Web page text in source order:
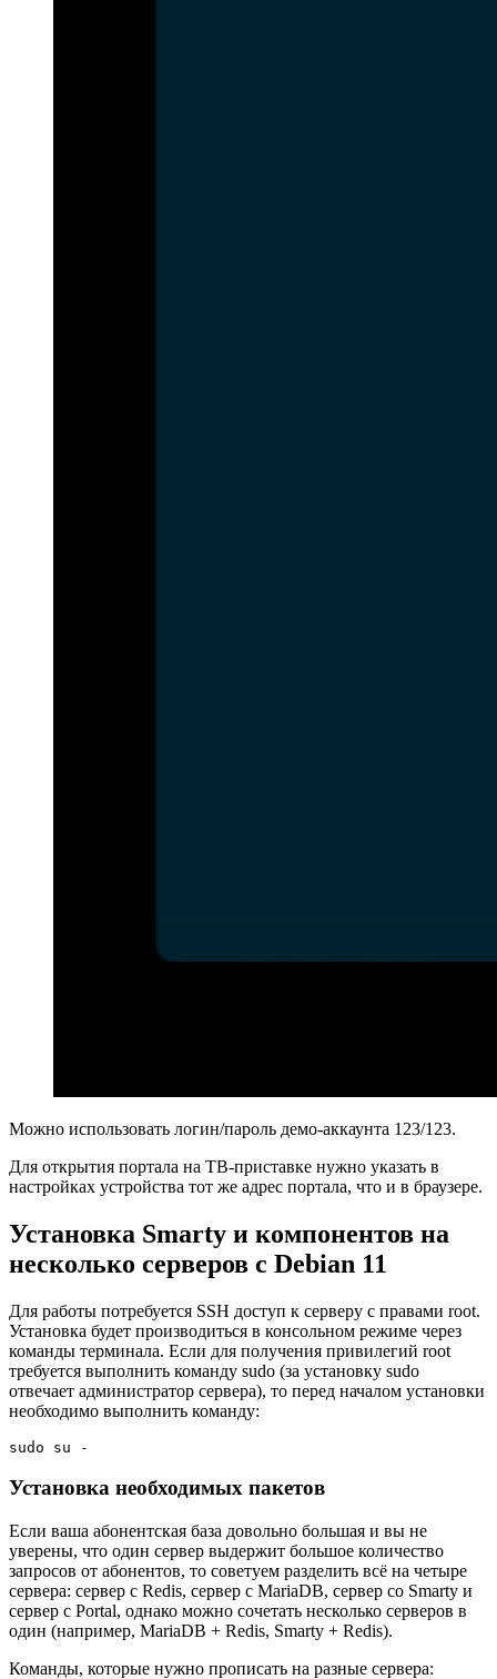
Можно использовать логин/пароль демо-аккаунта 123/123.
Для открытия портала на ТВ-приставке нужно указать в
настройках устройства тот же адрес портала, что и в браузере.
Установка Smarty и компонентов на
несколько серверов с Debian 11
Для работы потребуется SSH доступ к серверу с правами root.
Установка будет производиться в консольном режиме через
команды терминала. Если для получения привилегий root
требуется выполнить команду sudo (за установку sudo
отвечает администратор сервера), то перед началом установки
необходимо выполнить команду:
sudo su -
Установка необходимых пакетов
Если ваша абонентская база довольно большая и вы не
уверены, что один сервер выдержит большое количество
запросов от абонентов, то советуем разделить всё на четыре
сервера: сервер с Redis, сервер с MariaDB, сервер со Smarty и
сервер с Portal, однако можно сочетать несколько серверов в
один (например, MariaDB + Redis, Smarty + Redis).
Команды, которые нужно прописать на разные сервера: